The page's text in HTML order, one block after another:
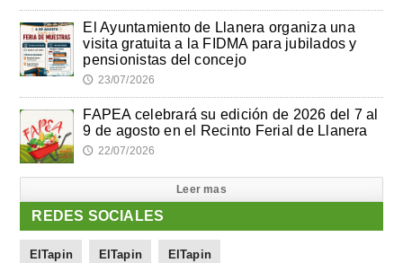
El Ayuntamiento de Llanera organiza una
visita gratuita a la FIDMA para jubilados y
pensionistas del concejo
🕔 23/07/2026
FAPEA celebrará su edición de 2026 del 7 al
9 de agosto en el Recinto Ferial de Llanera
🕔 22/07/2026
Leer mas
REDES SOCIALES
ElTapin ElTapin ElTapin